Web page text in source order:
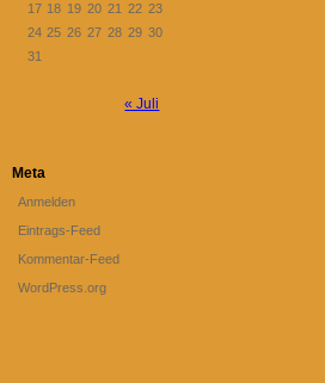
17 18 19 20 21 22 23
24 25 26 27 28 29 30
31
« Juli
Meta
Anmelden
Eintrags-Feed
Kommentar-Feed
WordPress.org